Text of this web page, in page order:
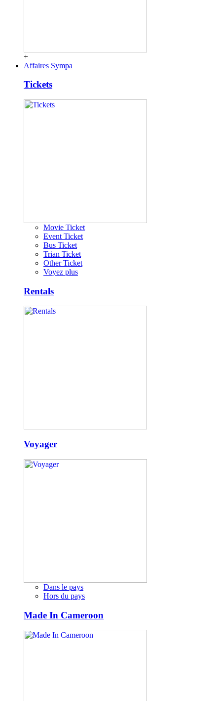
+
Affaires Sympa
Tickets
Movie Ticket
Event Ticket
Bus Ticket
Trian Ticket
Other Ticket
Voyez plus
Rentals
Voyager
Dans le pays
Hors du pays
Made In Cameroon